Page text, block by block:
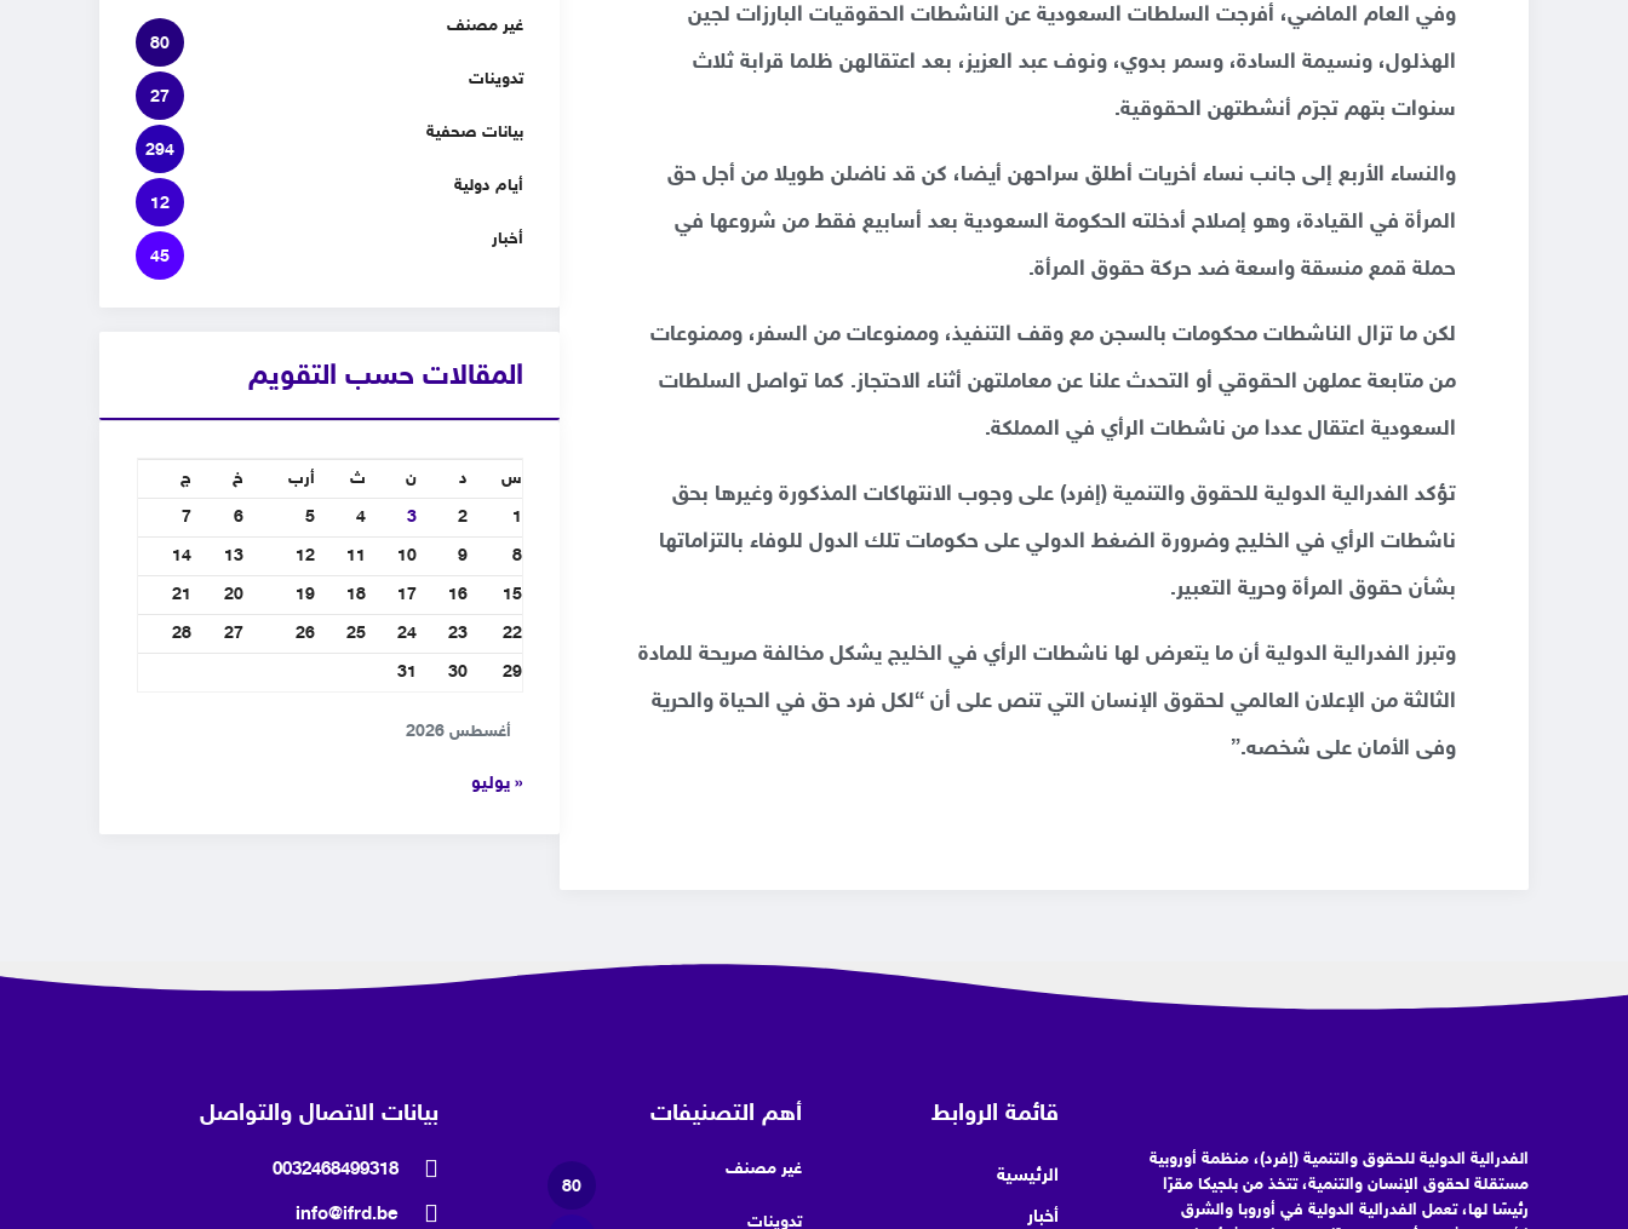
وفي العام الماضي، أفرجت السلطات السعودية عن الناشطات الحقوقيات البارزات لجين
الهذلول، ونسيمة السادة، وسمر بدوي، ونوف عبد العزيز، بعد اعتقالهن ظلما قرابة ثلاث
سنوات بتهم تجرّم أنشطتهن الحقوقية.
والنساء الأربع إلى جانب نساء أخريات أطلق سراحهن أيضا، كن قد ناضلن طويلا من أجل حق
المرأة في القيادة، وهو إصلاح أدخلته الحكومة السعودية بعد أسابيع فقط من شروعها في
حملة قمع منسقة واسعة ضد حركة حقوق المرأة.
لكن ما تزال الناشطات محكومات بالسجن مع وقف التنفيذ، وممنوعات من السفر، وممنوعات
من متابعة عملهن الحقوقي أو التحدث علنا عن معاملتهن أثناء الاحتجاز. كما تواصل السلطات
السعودية اعتقال عددا من ناشطات الرأي في المملكة.
تؤكد الفدرالية الدولية للحقوق والتنمية (إفرد) على وجوب الانتهاكات المذكورة وغيرها بحق
ناشطات الرأي في الخليج وضرورة الضغط الدولي على حكومات تلك الدول للوفاء بالتزاماتها
بشأن حقوق المرأة وحرية التعبير.
وتبرز الفدرالية الدولية أن ما يتعرض لها ناشطات الرأي في الخليج يشكل مخالفة صريحة للمادة
الثالثة من الإعلان العالمي لحقوق الإنسان التي تنص على أن “لكل فرد حق في الحياة والحرية
وفى الأمان على شخصه.”
غير مصنف
80
تدوينات
27
بيانات صحفية
294
أيام دولية
12
أخبار
45
المقالات حسب التقويم
أغسطس 2026
س د ن ث أرب خ
ج
1
2
3
4
5
6
7
8
9
10
11
12
13
14
15
16
17
18
19
20
21
22
23
24
25
26
27
28
29
30
31
« يوليو
الفدرالية الدولية للحقوق والتنمية (إفرد)، منظمة أوروبية
مستقلة لحقوق الإنسان والتنمية، تتخذ من بلجيكا مقرًا
رئيسًا لها، تعمل الفدرالية الدولية في أوروبا والشرق
قائمة الروابط
الرئيسية
أخبار
أهم التصنيفات
غير مصنف
80
تدوينات
بيانات الاتصال والتواصل
0032468499318
info@ifrd.be